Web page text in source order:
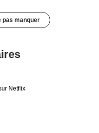
pas manquer
Netflix